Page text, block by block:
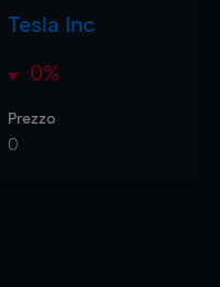
Tesla Inc
0%
Prezzo
0